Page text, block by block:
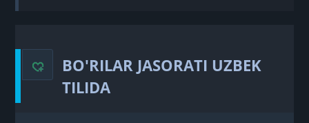
BO'RILAR JASORATI UZBEK
TILIDA